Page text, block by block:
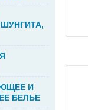
И
БЕЛЬЕ